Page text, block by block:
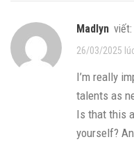
Madlyn viết:
26/03/2025
I’m really
talents as
Is that this
yourself?